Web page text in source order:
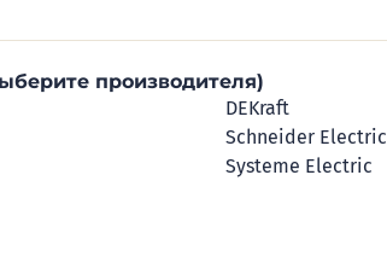
производителя)
DEKraft
Schneider Electric
Systeme Electric